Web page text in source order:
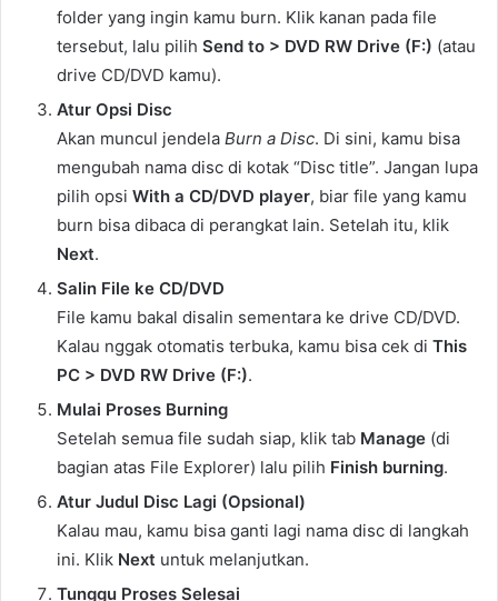
folder yang ingin kamu burn. Klik kanan pada file
tersebut, lalu pilih Send to > DVD RW Drive (F:) (atau
drive CD/DVD kamu).
Atur Opsi Disc
Akan muncul jendela Burn a Disc. Di sini, kamu bisa
mengubah nama disc di kotak “Disc title”. Jangan lupa
pilih opsi With a CD/DVD player, biar file yang kamu
burn bisa dibaca di perangkat lain. Setelah itu, klik
Next.
Salin File ke CD/DVD
File kamu bakal disalin sementara ke drive CD/DVD.
Kalau nggak otomatis terbuka, kamu bisa cek di This
PC > DVD RW Drive (F:).
Mulai Proses Burning
Setelah semua file sudah siap, klik tab Manage (di
bagian atas File Explorer) lalu pilih Finish burning.
Atur Judul Disc Lagi (Opsional)
Kalau mau, kamu bisa ganti lagi nama disc di langkah
ini. Klik Next untuk melanjutkan.
Tunggu Proses Selesai